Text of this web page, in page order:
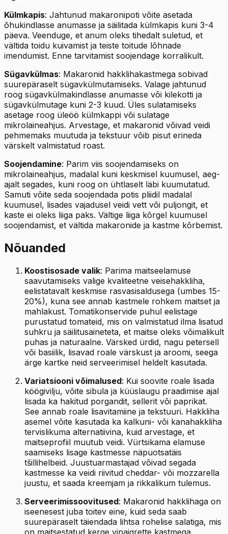
Külmkapis: Jahtunud makaronipoti võite asetada
õhukindlasse anumasse ja säilitada külmkapis kuni 3-4
päeva. Veenduge, et anum oleks tihedalt suletud, et
vältida toidu kuivamist ja teiste toitude lõhnade
imendumist. Enne tarvitamist soojendage korralikult.
Sügavkülmas: Makaronid hakklihakastmega sobivad
suurepäraselt sügavkülmutamiseks. Valage jahtunud
roog sügavkülmakindlasse anumasse või kilekotti ja
sügavkülmutage kuni 2-3 kuud. Üles sulatamiseks
asetage roog üleöö külmkappi või sulatage
mikrolaineahjus. Arvestage, et makaronid võivad veidi
pehmemaks muutuda ja tekstuur võib pisut erineda
värskelt valmistatud roast.
Soojendamine: Parim viis soojendamiseks on
mikrolaineahjus, madalal kuni keskmisel kuumusel, aeg-
ajalt segades, kuni roog on ühtlaselt läbi kuumutatud.
Samuti võite seda soojendada potis pliidil madalal
kuumusel, lisades vajadusel veidi vett või puljongit, et
kaste ei oleks liiga paks. Vältige liiga kõrgel kuumusel
soojendamist, et vältida makaronide ja kastme kõrbemist.
Nõuanded
Koostisosade valik: Parima maitseelamuse
saavutamiseks valige kvaliteetne veisehakkliha,
eelistatavalt keskmise rasvasisaldusega (umbes 15-
20%), kuna see annab kastmele rohkem maitset ja
mahlakust. Tomatikonservide puhul eelistage
purustatud tomateid, mis on valmistatud ilma lisatud
suhkru ja säilitusaineteta, et maitse oleks võimalikult
puhas ja naturaalne. Värsked ürdid, nagu petersell
või basiilik, lisavad roale värskust ja aroomi, seega
ärge kartke neid serveerimisel heldelt kasutada.
Variatsiooni võimalused: Kui soovite roale lisada
köögivilju, võite sibula ja küüslaugu praadimise ajal
lisada ka hakitud porgandit, sellerit või paprikat.
See annab roale lisavitamiine ja tekstuuri. Hakkliha
asemel võite kasutada ka kalkuni- või kanahakkliha
tervislikuma alternatiivina, kuid arvestage, et
maitseprofiil muutub veidi. Vürtsikama elamuse
saamiseks lisage kastmesse näpuotsatäis
tšillihelbeid. Juustuarmastajad võivad segada
kastmesse ka veidi riivitud cheddar- või mozzarella
juustu, et saada kreemjam ja rikkalikum tulemus.
Serveerimissoovitused: Makaronid hakklihaga on
iseenesest juba toitev eine, kuid seda saab
suurepäraselt täiendada lihtsa rohelise salatiga, mis
on maitsestatud kerge vinaigrette kastmega.